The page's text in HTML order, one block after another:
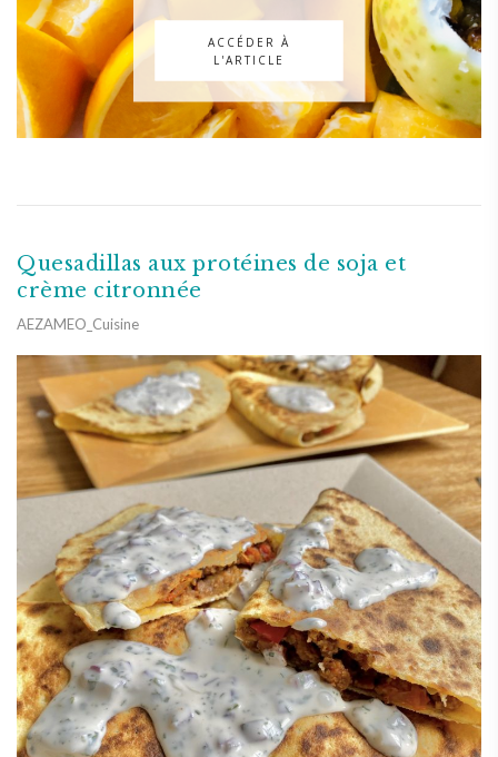
ACCÉDER À
L'ARTICLE
Quesadillas aux protéines de soja et
crème citronnée
AEZAMEO_Cuisine